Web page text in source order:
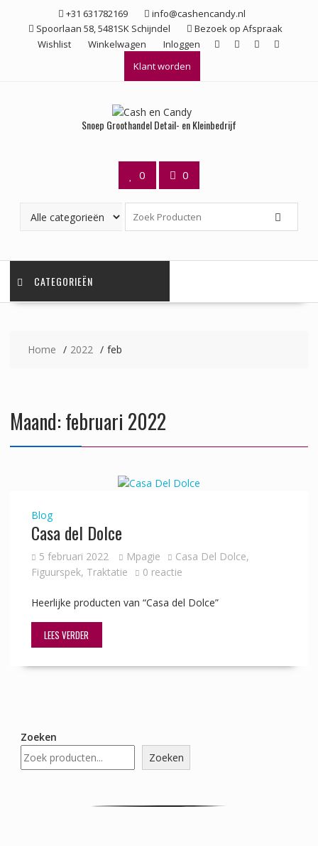
+31 631782169
info@cashencandy.nl
Spoorlaan 58, 5481SK Schijndel
Bezoek op Afspraak
Wishlist
Winkelwagen
Inloggen
Klant worden
Snoep Groothandel Detail- en Kleinbedrijf
0 0
CATEGORIEËN
Home 2022 feb
Maand:februari 2022
Blog
Casa del Dolce
5 februari 2022 Mpagie Casa Del Dolce,
Figuurspek, Traktatie 0 reactie
Heerlijke producten van “Casa del Dolce”
LEES VERDER
Zoeken
Zoeken